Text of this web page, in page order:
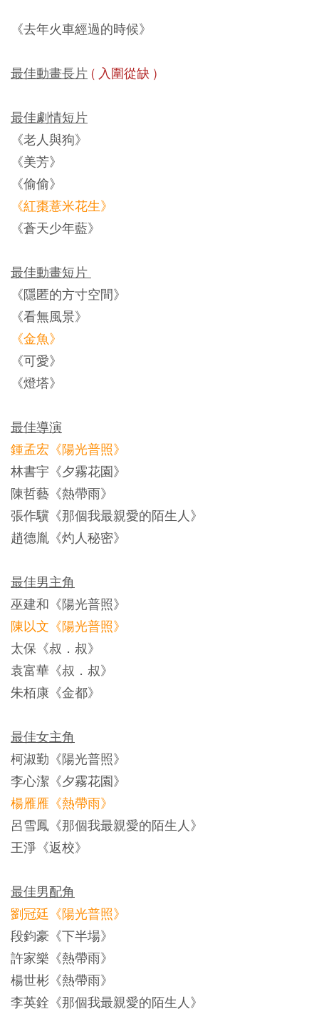
《去年火車經過的時候》
最佳動畫長片 ( 入圍從缺 )
最佳劇情短片
《老人與狗》
《美芳》
《偷偷》
《紅棗薏米花生》
《蒼天少年藍》
最佳動畫短片
《隱匿的方寸空間》
《看無風景》
《金魚》
《可愛》
《燈塔》
最佳導演
鍾孟宏《陽光普照》
林書宇《夕霧花園》
陳哲藝《熱帶雨》
張作驥《那個我最親愛的陌生人》
趙德胤《灼人秘密》
最佳男主角
巫建和《陽光普照》
陳以文《陽光普照》
太保《叔．叔》
袁富華《叔．叔》
朱栢康《金都》
最佳女主角
柯淑勤《陽光普照》
李心潔《夕霧花園》
楊雁雁《熱帶雨》
呂雪鳳《那個我最親愛的陌生人》
王淨《返校》
最佳男配角
劉冠廷《陽光普照》
段鈞豪《下半場》
許家樂《熱帶雨》
楊世彬《熱帶雨》
李英銓《那個我最親愛的陌生人》